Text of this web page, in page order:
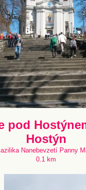
pod
Hostýn
Nanebevzetí Panny
0.1 km